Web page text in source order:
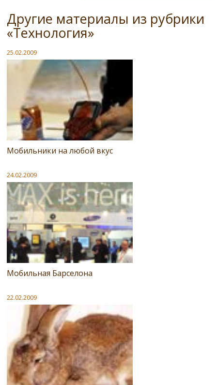
Другие материалы из рубрики
«Технология»
25.02.2009
Мобильники на любой вкус
24.02.2009
Мобильная Барселона
22.02.2009